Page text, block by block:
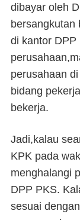
dibayar oleh
bersangkutan
di kantor DPP
perusahaan
bidang
bekerja.
Jadi,kalau
KPK pada
menghalangi
DPP PKS.
sesuai